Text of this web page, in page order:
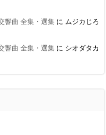
響曲 全集・選集 に ムジカじろ
響曲 全集・選集 に シオダタカ